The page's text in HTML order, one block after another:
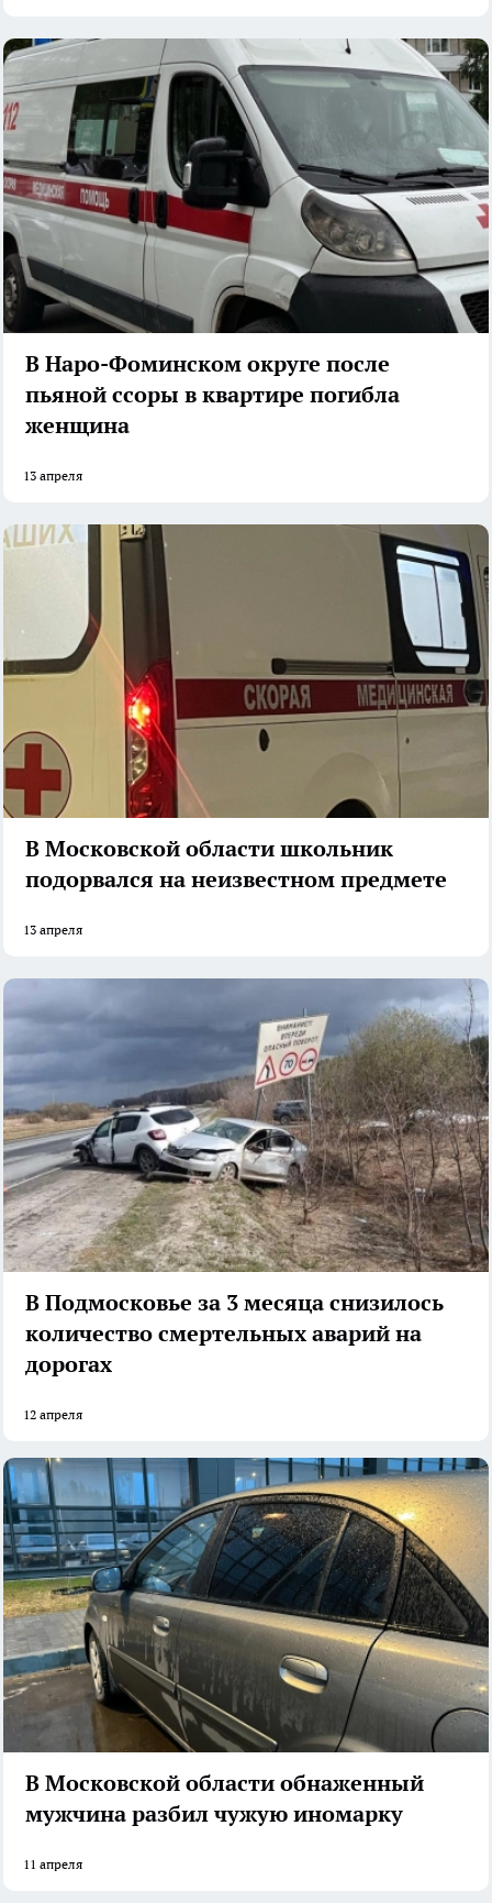
В Наро-Фоминском округе после
пьяной ссоры в квартире погибла
женщина
13 апреля
В Московской области школьник
подорвался на неизвестном предмете
13 апреля
В Подмосковье за 3 месяца снизилось
количество смертельных аварий на
дорогах
12 апреля
В Московской области обнаженный
мужчина разбил чужую иномарку
11 апреля